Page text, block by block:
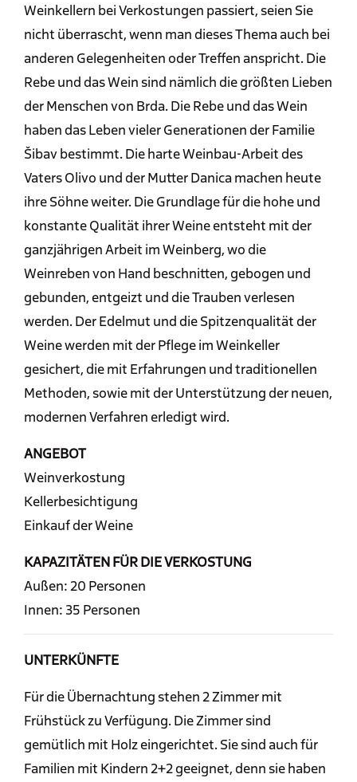
Weinkellern bei Verkostungen passiert, seien Sie
nicht überrascht, wenn man dieses Thema auch bei
anderen Gelegenheiten oder Treffen anspricht. Die
Rebe und das Wein sind nämlich die größten Lieben
der Menschen von Brda. Die Rebe und das Wein
haben das Leben vieler Generationen der Familie
Šibav bestimmt. Die harte Weinbau-Arbeit des
Vaters Olivo und der Mutter Danica machen heute
ihre Söhne weiter. Die Grundlage für die hohe und
konstante Qualität ihrer Weine entsteht mit der
ganzjährigen Arbeit im Weinberg, wo die
Weinreben von Hand beschnitten, gebogen und
gebunden, entgeizt und die Trauben verlesen
werden. Der Edelmut und die Spitzenqualität der
Weine werden mit der Pflege im Weinkeller
gesichert, die mit Erfahrungen und traditionellen
Methoden, sowie mit der Unterstützung der neuen,
modernen Verfahren erledigt wird.
ANGEBOT
Weinverkostung
Kellerbesichtigung
Einkauf der Weine
KAPAZITÄTEN FÜR DIE VERKOSTUNG
Außen: 20 Personen
Innen: 35 Personen
UNTERKÜNFTE
Für die Übernachtung stehen 2 Zimmer mit
Frühstück zu Verfügung. Die Zimmer sind
gemütlich mit Holz eingerichtet. Sie sind auch für
Familien mit Kindern 2+2 geeignet, denn sie haben